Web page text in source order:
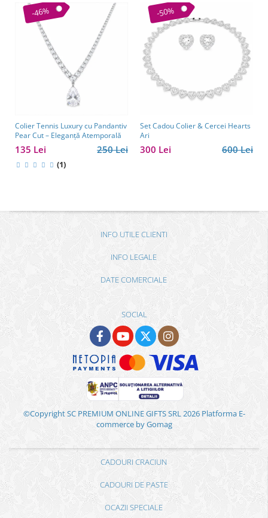
-46%
Colier Tennis Luxury cu Pandantiv
Pear Cut – Eleganță Atemporală
250 Lei
135 Lei
(1)
-50%
Set Cadou Colier & Cercei Hearts
Ari
600 Lei
300 Lei
INFO UTILE CLIENTI
INFO LEGALE
DATE COMERCIALE
SOCIAL
©Copyright SC PREMIUM ONLINE GIFTS SRL 2026 Platforma E-
commerce by Gomag
CADOURI CRACIUN
CADOURI DE PASTE
OCAZII SPECIALE